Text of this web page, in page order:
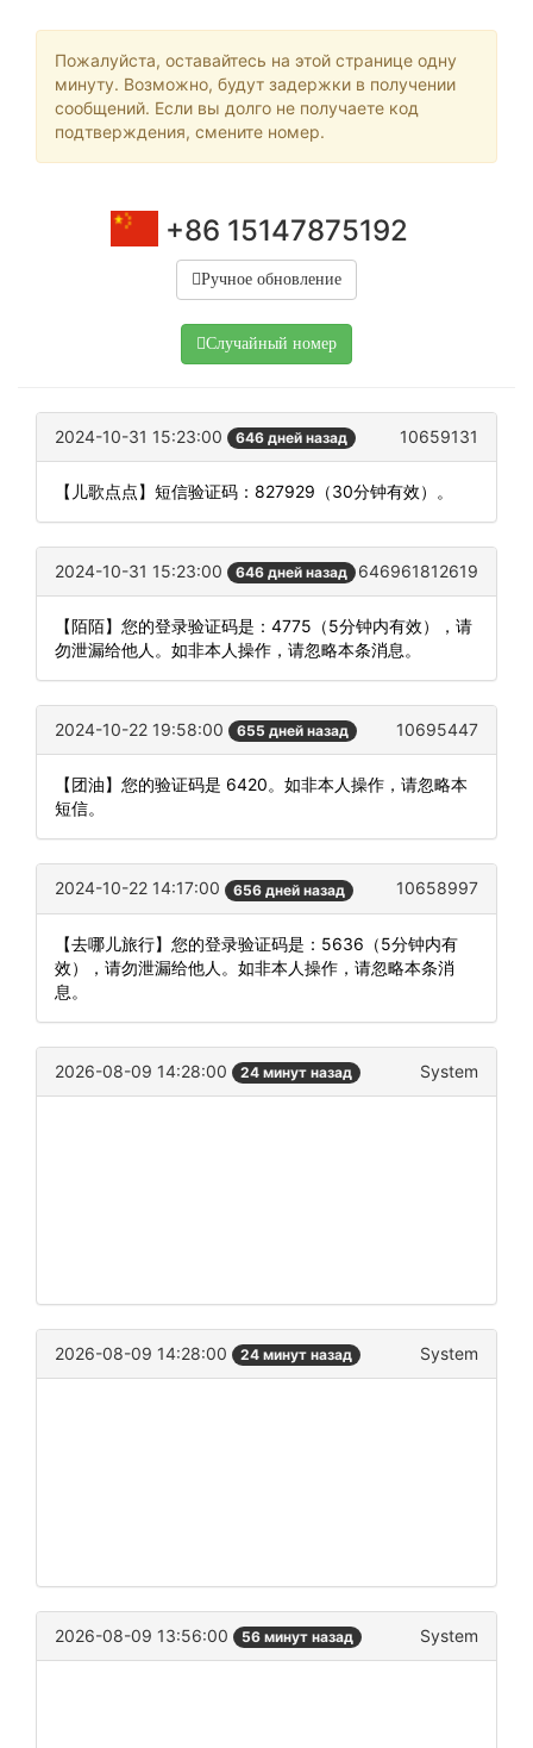
Пожалуйста, оставайтесь на этой странице одну
минуту. Возможно, будут задержки в получении
сообщений. Если вы долго не получаете код
подтверждения, смените номер.
+86 15147875192
Ручное обновление
Случайный номер
2024-10-31 15:23:00 646 дней назад 10659131
【儿歌点点】短信验证码：827929（30分钟有效）。
2024-10-31 15:23:00 646 дней назад 646961812619
【陌陌】您的登录验证码是：4775（5分钟内有效），请
勿泄漏给他人。如非本人操作，请忽略本条消息。
2024-10-22 19:58:00 655 дней назад 10695447
【团油】您的验证码是 6420。如非本人操作，请忽略本
短信。
2024-10-22 14:17:00 656 дней назад 10658997
【去哪儿旅行】您的登录验证码是：5636（5分钟内有
效），请勿泄漏给他人。如非本人操作，请忽略本条消
息。
2026-08-09 14:28:00 24 минут назад System
2026-08-09 14:28:00 24 минут назад System
2026-08-09 13:56:00 56 минут назад System